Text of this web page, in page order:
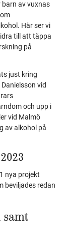
av vuxnas
Här ser vi
till att täppa
på
just kring
vid
och upp i
vid Malmö
av alkohol på
nya projekt
beviljades redan
samt